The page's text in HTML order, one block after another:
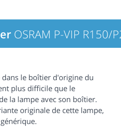
OSRAM P-VIP R150/
le boîtier d'origine du
plus difficile que le
la lampe avec son boîtier.
originale de cette lampe,